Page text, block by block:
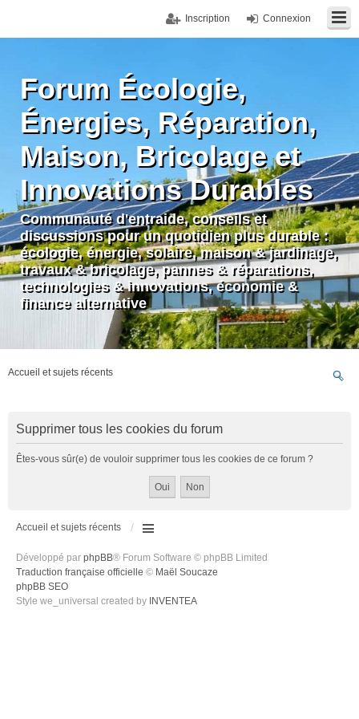
Connexion
Inscription
Forum Écologie,
Énergies, Réparation,
Maison, Bricolage et
Innovations Durables
Communauté d'entraide, conseils et
discussions pour un quotidien plus durable :
écologie, énergie, solaire, maison & jardinage,
travaux & bricolage, pannes & réparations,
technologies & innovations, économie &
finance alternative
Accueil et sujets récents
Supprimer tous les cookies du forum
Êtes-vous sûr(e) de vouloir supprimer tous les cookies de ce forum ?
Accueil et sujets récents
Développé par phpBB® Forum Software © phpBB Limited
Traduction française officielle © Maël Soucaze
phpBB SEO
Style we_universal created by INVENTEA